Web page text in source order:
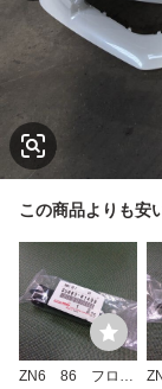
この商品よりも安
ZN6 86 フロン